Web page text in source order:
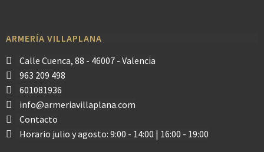
ARMERÍA VILLAPLANA
Calle Cuenca, 88 - 46007 - Valencia
963 209 498
601081936
info@armeriavillaplana.com
Contacto
Horario julio y agosto: 9:00 - 14:00 | 16:00 - 19:00